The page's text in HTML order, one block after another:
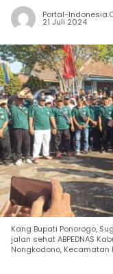
Portal-
21 Juli 2024
Kang Bupati Ponorogo,
jalan sehat ABPEDNAS
Nongkodono,